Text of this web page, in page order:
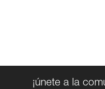
¡únete a la